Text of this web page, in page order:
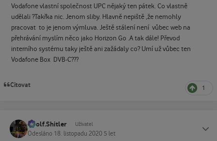
Vodafone vlastní společnost UPC nějaký ten pátek. Co vlastně
udělali ?Takřka nic. Jenom sliby. Hlavně nepiště ,že nemohly
pracovat to je jenom výmluva. Ještě stálení není vůbec web na
přehrávání myslím něco jako Horizon Go .A tak dále! Převod
interního systému taky ještě ani zažádaly co? Umí už vůbec ten
Vodafone Box DVB-C???
Citovat 1
Adolf.Shitler Uživatel
Odesláno 18. listopadu 2020 5 let